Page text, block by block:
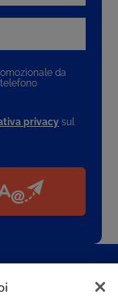
da
privacy sul